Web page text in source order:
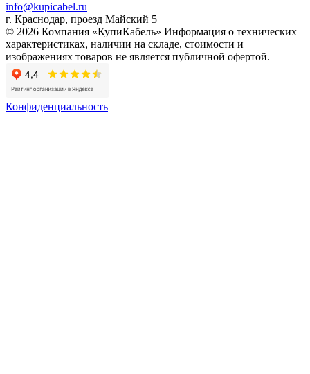
info@kupicabel.ru
г. Краснодар, проезд Майский 5
© 2026 Компания «КупиКабель» Информация о технических
характеристиках, наличии на складе, стоимости и
изображениях товаров не является публичной офертой.
Конфиденциальность